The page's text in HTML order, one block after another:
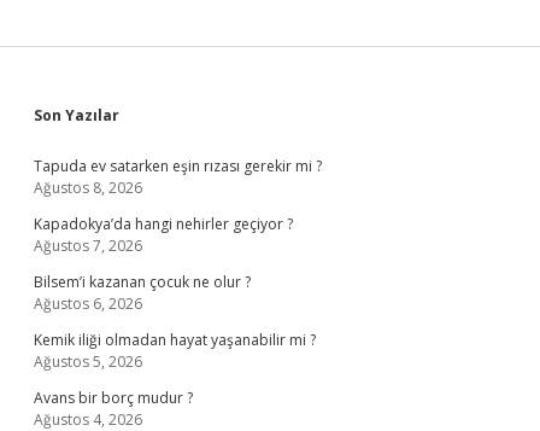
Sidebar
Son Yazılar
Tapuda ev satarken eşin rızası gerekir mi ?
Ağustos 8, 2026
Kapadokya’da hangi nehirler geçiyor ?
Ağustos 7, 2026
Bilsem’i kazanan çocuk ne olur ?
Ağustos 6, 2026
Kemik iliği olmadan hayat yaşanabilir mi ?
Ağustos 5, 2026
Avans bir borç mudur ?
Ağustos 4, 2026